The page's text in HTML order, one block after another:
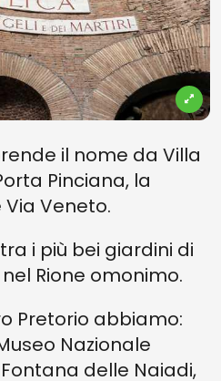
il nome da Villa
Pinciana, la
Veneto.
i più bei giardini di
Rione omonimo.
Pretorio abbiamo:
Nazionale
delle Naiadi,